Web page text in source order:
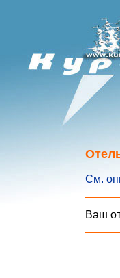
См.
Ваш